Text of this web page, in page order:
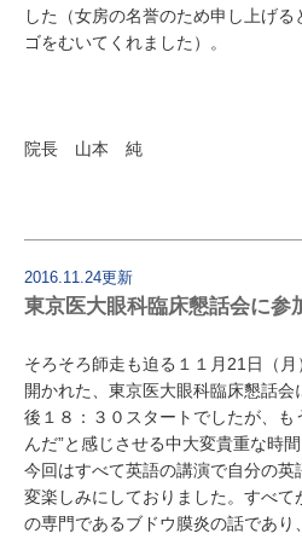
した（女房の名誉のため申し上げ
ゴをむいてくれました）。
院長 山本 純
2016.11.24更新
東京医大眼科臨床懇話会に参
そろそろ師走も迫る１１月21日（
開かれた、東京医大眼科臨床懇話
後１８：３０スタートでしたが、も
んだ”と感じさせる中大変貴重な時
今回はすべて英語の講演で自分の
変楽しみにしておりました。すべ
の専門であるブドウ膜炎の話であ